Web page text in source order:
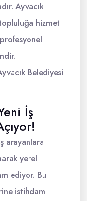
Ayvacık
hizmet
Belediyesi
İş
arayanlara
yerel
ediyor. Bu
istihdam